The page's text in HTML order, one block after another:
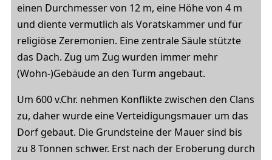
einen Durchmesser von 12 m, eine Höhe von 4 m
und diente vermutlich als Voratskammer und für
religiöse Zeremonien. Eine zentrale Säule stützte
das Dach. Zug um Zug wurden immer mehr
(Wohn-)Gebäude an den Turm angebaut.
Um 600 v.Chr. nehmen Konflikte zwischen den Clans
zu, daher wurde eine Verteidigungsmauer um das
Dorf gebaut. Die Grundsteine der Mauer sind bis
zu 8 Tonnen schwer. Erst nach der Eroberung durch